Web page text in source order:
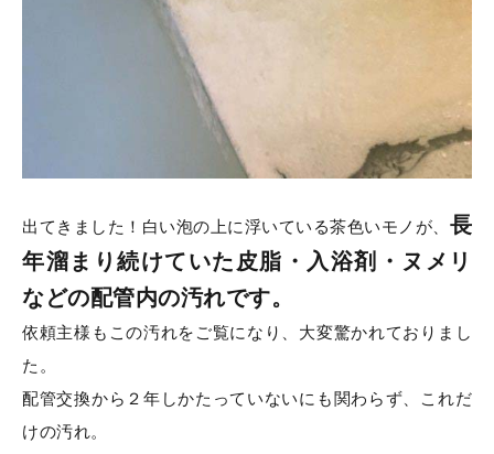
出てきました！白い泡の上に浮いている茶色いモノが、 長
年溜まり続けていた皮脂・入浴剤・ヌメリ
などの配管内の汚れです。
依頼主様もこの汚れをご覧になり、大変驚かれておりまし
た。
配管交換から２年しかたっていないにも関わらず、これだ
けの汚れ。